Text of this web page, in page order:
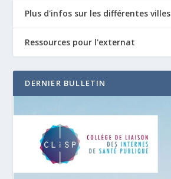
Plus d'infos sur les différentes villes
Ressources pour l'externat
DERNIER BULLETIN